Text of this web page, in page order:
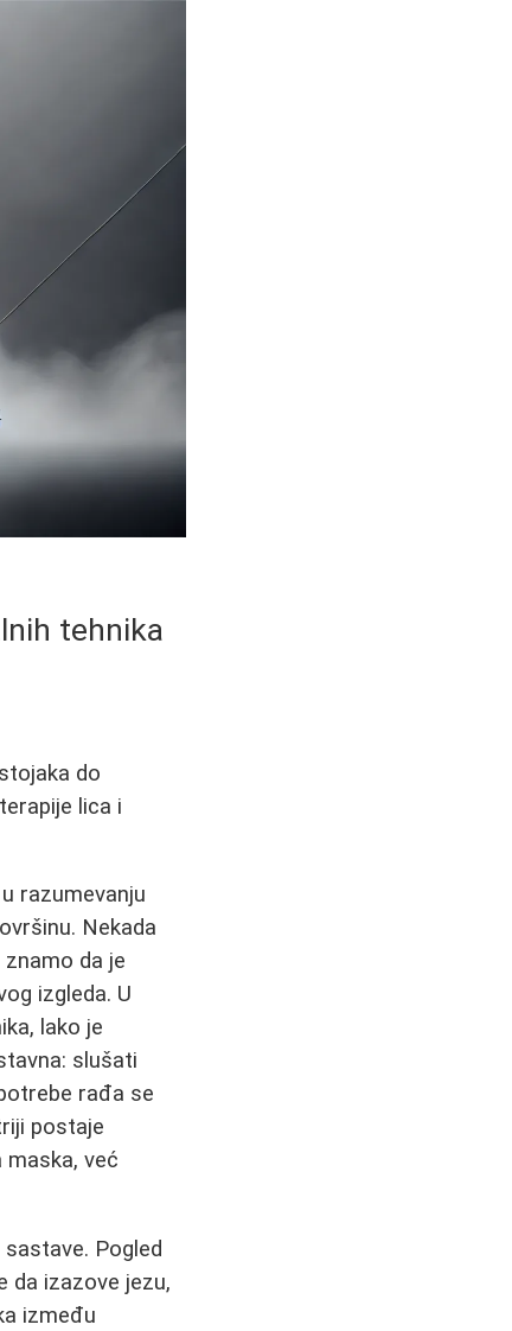
tehnika
do
lica i
razumevanju
Nekada
da je
izgleda. U
lako je
slušati
rađa se
postaje
već
Pogled
da izazove jezu,
između